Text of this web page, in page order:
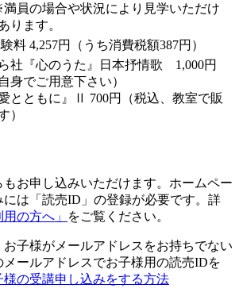
員の場合や状況により見学いただけ
ります。
料 4,257円（うち消費税額387円）
社『心のうた』日本抒情歌 1,000円
身でご用意下さい）
とともに』Ⅱ 700円（税込、教室で販
）
お申し込みいただけます。ホームペー
には「読売ID」の登録が必要です。詳
用の方へ」 をご覧ください。
子様がメールアドレスをお持ちでない
ールアドレスでお子様用の読売IDを
様の受講申し込みをする方法